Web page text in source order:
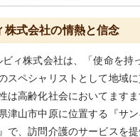
株式会社の情熱と信念
ィ株式会社は、「使命を持
スペシャリストとして地域
は高齢化社会においてます
津山市中原に位置する『サ
で、訪問介護のサービスを